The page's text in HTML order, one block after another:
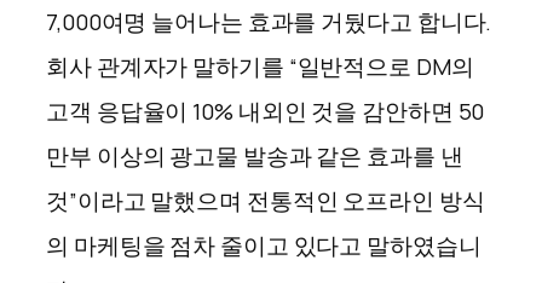
7,000여명 늘어나는 효과를 거뒀다고 합니다.
회사 관계자가 말하기를 “일반적으로 DM의
고객 응답율이 10% 내외인 것을 감안하면 50
만부 이상의 광고물 발송과 같은 효과를 낸
것”이라고 말했으며 전통적인 오프라인 방식
의 마케팅을 점차 줄이고 있다고 말하였습니